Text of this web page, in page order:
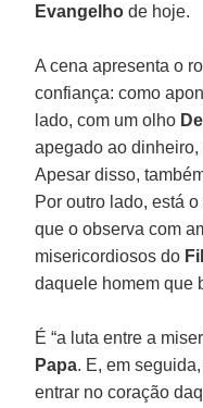
Evangelho de hoje.
A cena apresenta o
confiança: como
lado, com um olho
apegado ao
Apesar disso,
Por outro lado, está
que o observa com
misericordiosos do
daquele homem que
É “a luta entre a
Papa. E, em
entrar no coração